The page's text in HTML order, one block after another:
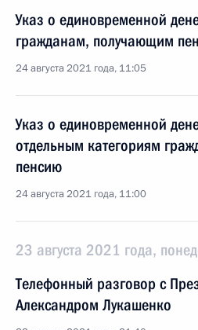
Указ о единовременной
гражданам, получающим
24 августа 2021 года, 11:05
Указ о единовременной
отдельным категориям
пенсию
24 августа 2021 года, 11:00
23 августа 2021 года,
Телефонный разговор с
Александром Лукашенко